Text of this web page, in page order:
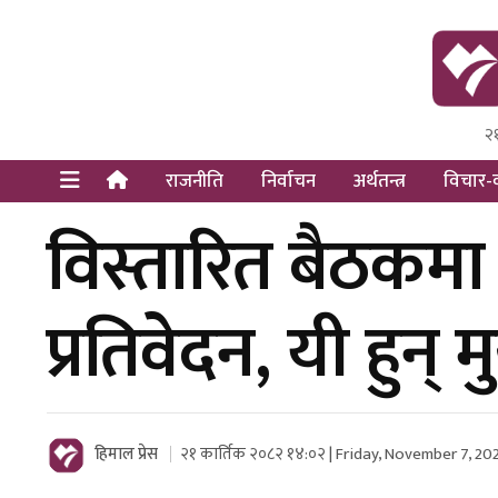
Himal
Dot
राजनीति निर्वाचन अर्थतन्त्र विचार-
विस्तारित
प्रतिवेदन, यी हुन्
हिमाल प्रेस २१ कार्तिक २०८२ १४:०२ | Friday, November 7,